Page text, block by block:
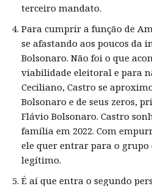
terceiro mandato.
Para cumprir a função de
se afastando aos poucos da
Bolsonaro. Não foi o que
viabilidade eleitoral e para
Ceciliano, Castro se
Bolsonaro e de seus zeros,
Flávio Bolsonaro. Castro
família em 2022. Com
ele quer entrar para o grupo
legítimo.
É aí que entra o segundo